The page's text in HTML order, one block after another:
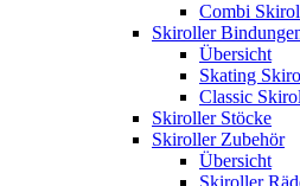
Combi
Skiroller
Übersicht
Skating
Classic
Skiroller Stöcke
Skiroller Zubehör
Übersicht
Skiroller